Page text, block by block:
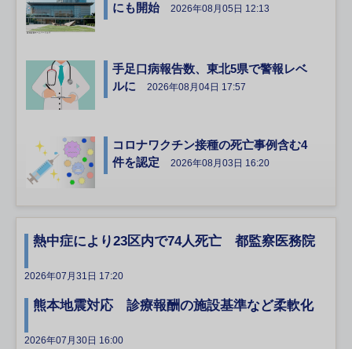
にも開始
2026年08月05日 12:13
手足口病報告数、東北5県で警報レベ
ルに
2026年08月04日 17:57
コロナワクチン接種の死亡事例含む4
件を認定
2026年08月03日 16:20
熱中症により23区内で74人死亡 都監察医務院
2026年07月31日 17:20
熊本地震対応 診療報酬の施設基準など柔軟化
2026年07月30日 16:00